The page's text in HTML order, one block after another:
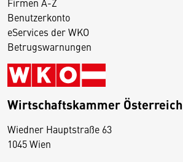
Benutzerkonto
eServices der WKO
Betrugswarnungen
Wirtschaftskammer Österreich
Wiedner Hauptstraße 63
1045 Wien
D